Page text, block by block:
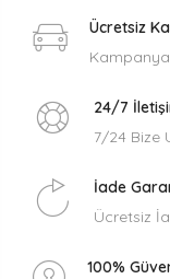
Ücretsiz
24/7
7/24 Bize
İade
Ücretsiz
100%